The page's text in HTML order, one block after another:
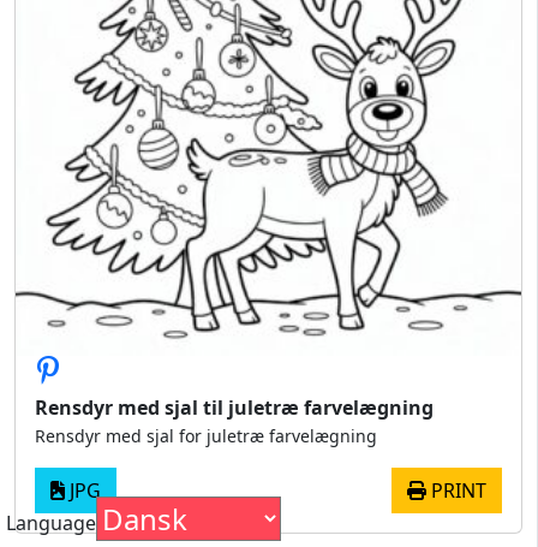
Rensdyr med sjal til juletræ farvelægning
Rensdyr med sjal for juletræ farvelægning
JPG
PRINT
Language